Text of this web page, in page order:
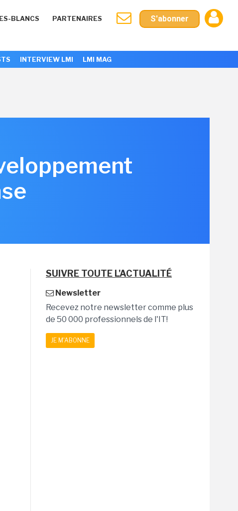
BLANCS PARTENAIRES S'abonner
INTERVIEW LMI LMI MAG
SUIVRE TOUTE L'ACTUALITÉ
Newsletter
Recevez notre newsletter comme plus
de 50 000 professionnels de l'IT!
JE M'ABONNE